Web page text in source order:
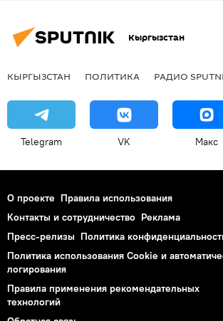
Кыргызстан
КЫРГЫЗСТАН ПОЛИТИКА РАДИО
Telegram VK Макс
О проекте Правила использования
Контакты и сотрудничество Реклама
Пресс-релизы Политика
Политика использования Cookie и
логирования
Правила применения рекомендательных
технологий